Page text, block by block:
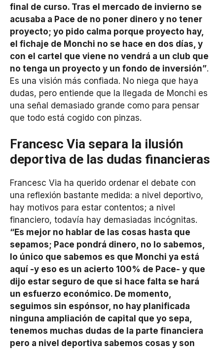
final de curso. Tras el mercado de invierno se
acusaba a Pace de no poner dinero y no tener
proyecto; yo pido calma porque proyecto hay,
el fichaje de Monchi no se hace en dos días, y
con el cartel que viene no vendrá a un club que
no tenga un proyecto y un fondo de inversión”.
Es una visión más confiada. No niega que haya
dudas, pero entiende que la llegada de Monchi es
una señal demasiado grande como para pensar
que todo está cogido con pinzas.
Francesc Via separa la ilusión
deportiva de las dudas financieras
Francesc Via ha querido ordenar el debate con
una reflexión bastante medida: a nivel deportivo,
hay motivos para estar contentos; a nivel
financiero, todavía hay demasiadas incógnitas.
“Es mejor no hablar de las cosas hasta que
sepamos; Pace pondrá dinero, no lo sabemos,
lo único que sabemos es que Monchi ya está
aquí -y eso es un acierto 100% de Pace- y que
dijo estar seguro de que si hace falta se hará
un esfuerzo económico. De momento,
seguimos sin espónsor, no hay planificada
ninguna ampliación de capital que yo sepa,
tenemos muchas dudas de la parte financiera
pero a nivel deportiva sabemos cosas y son